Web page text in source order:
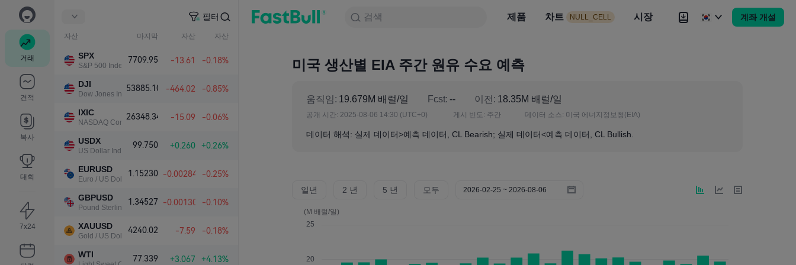
거래
견적
복사
대회
7x24
필터
자산 마지막 자산 자산
SPX
S&P 500 Index
7709.95 -13.61 -0.18%
DJI
Dow Jones Industrial Average
53885.10 -464.02 -0.85%
IXIC
NASDAQ Composite Index
26348.34 -15.09 -0.06%
USDX
US Dollar Index
99.750 +0.260 +0.26%
EURUSD
Euro / US Dollar
1.15230 -0.00284 -0.25%
GBPUSD
Pound Sterling / US Dollar
1.34527 -0.00130 -0.10%
XAUUSD
Gold / US Dollar
4240.02 -7.59 -0.18%
WTI 77.339 +3.067 +4.13%
검색 제품 차트 NULL_CELL 시장 계좌 개설
검색
NULL_CELL 시장 뉴스 전략 Brokers 더
미국 생산별 EIA 주간 원유 수요 예측
움직임: 19.679M 배럴/일 Fcst: -- 이전: 18.35M 배럴/일
공개 시간: 2025-08-06 14:30 (UTC+0) 게시 빈도: 주간 데이터 소스: 미국 에너지정보청(EIA)
데이터 해석: 실제 데이터>예측 데이터, CL Bearish; 실제 데이터<예측 데이터, CL Bullish.
일년 2 년 5 년 모두